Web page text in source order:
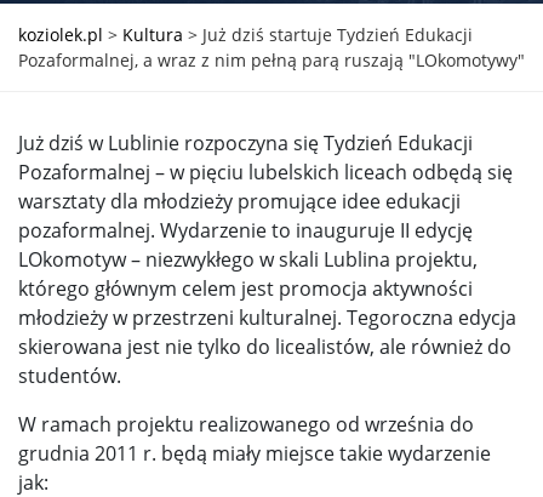
koziolek.pl > Kultura > Już dziś startuje Tydzień Edukacji
Pozaformalnej, a wraz z nim pełną parą ruszają "LOkomotywy"
Już dziś w Lublinie rozpoczyna się Tydzień Edukacji
Pozaformalnej – w pięciu lubelskich liceach odbędą się
warsztaty dla młodzieży promujące idee edukacji
pozaformalnej. Wydarzenie to inauguruje II edycję
LOkomotyw – niezwykłego w skali Lublina projektu,
którego głównym celem jest promocja aktywności
młodzieży w przestrzeni kulturalnej. Tegoroczna edycja
skierowana jest nie tylko do licealistów, ale również do
studentów.
W ramach projektu realizowanego od września do
grudnia 2011 r. będą miały miejsce takie wydarzenie
jak: